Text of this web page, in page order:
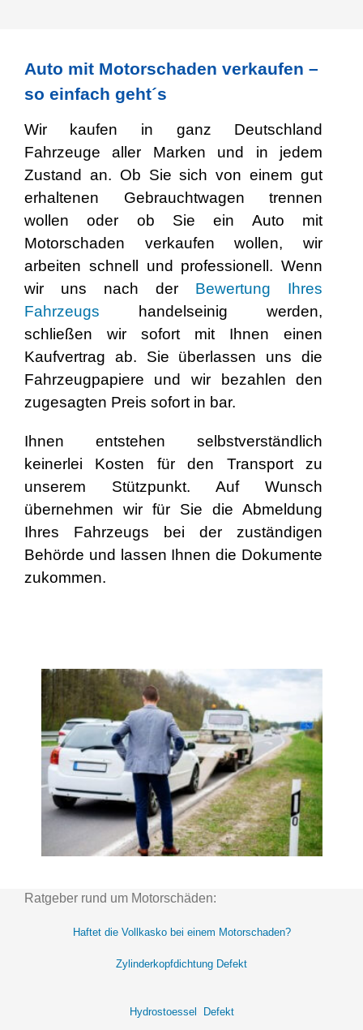
Auto mit Motorschaden verkaufen –
so einfach geht´s
Wir kaufen in ganz Deutschland
Fahrzeuge aller Marken und in jedem
Zustand an. Ob Sie sich von einem gut
erhaltenen Gebrauchtwagen trennen
wollen oder ob Sie ein Auto mit
Motorschaden verkaufen wollen, wir
arbeiten schnell und professionell. Wenn
wir uns nach der Bewertung Ihres
Fahrzeugs handelseinig werden,
schließen wir sofort mit Ihnen einen
Kaufvertrag ab. Sie überlassen uns die
Fahrzeugpapiere und wir bezahlen den
zugesagten Preis sofort in bar.
Ihnen entstehen selbstverständlich
keinerlei Kosten für den Transport zu
unserem Stützpunkt. Auf Wunsch
übernehmen wir für Sie die Abmeldung
Ihres Fahrzeugs bei der zuständigen
Behörde und lassen Ihnen die Dokumente
zukommen.
Ratgeber rund um Motorschäden:
Haftet die Vollkasko bei einem Motorschaden?
Zylinderkopfdichtung Defekt
Hydrostoessel Defekt